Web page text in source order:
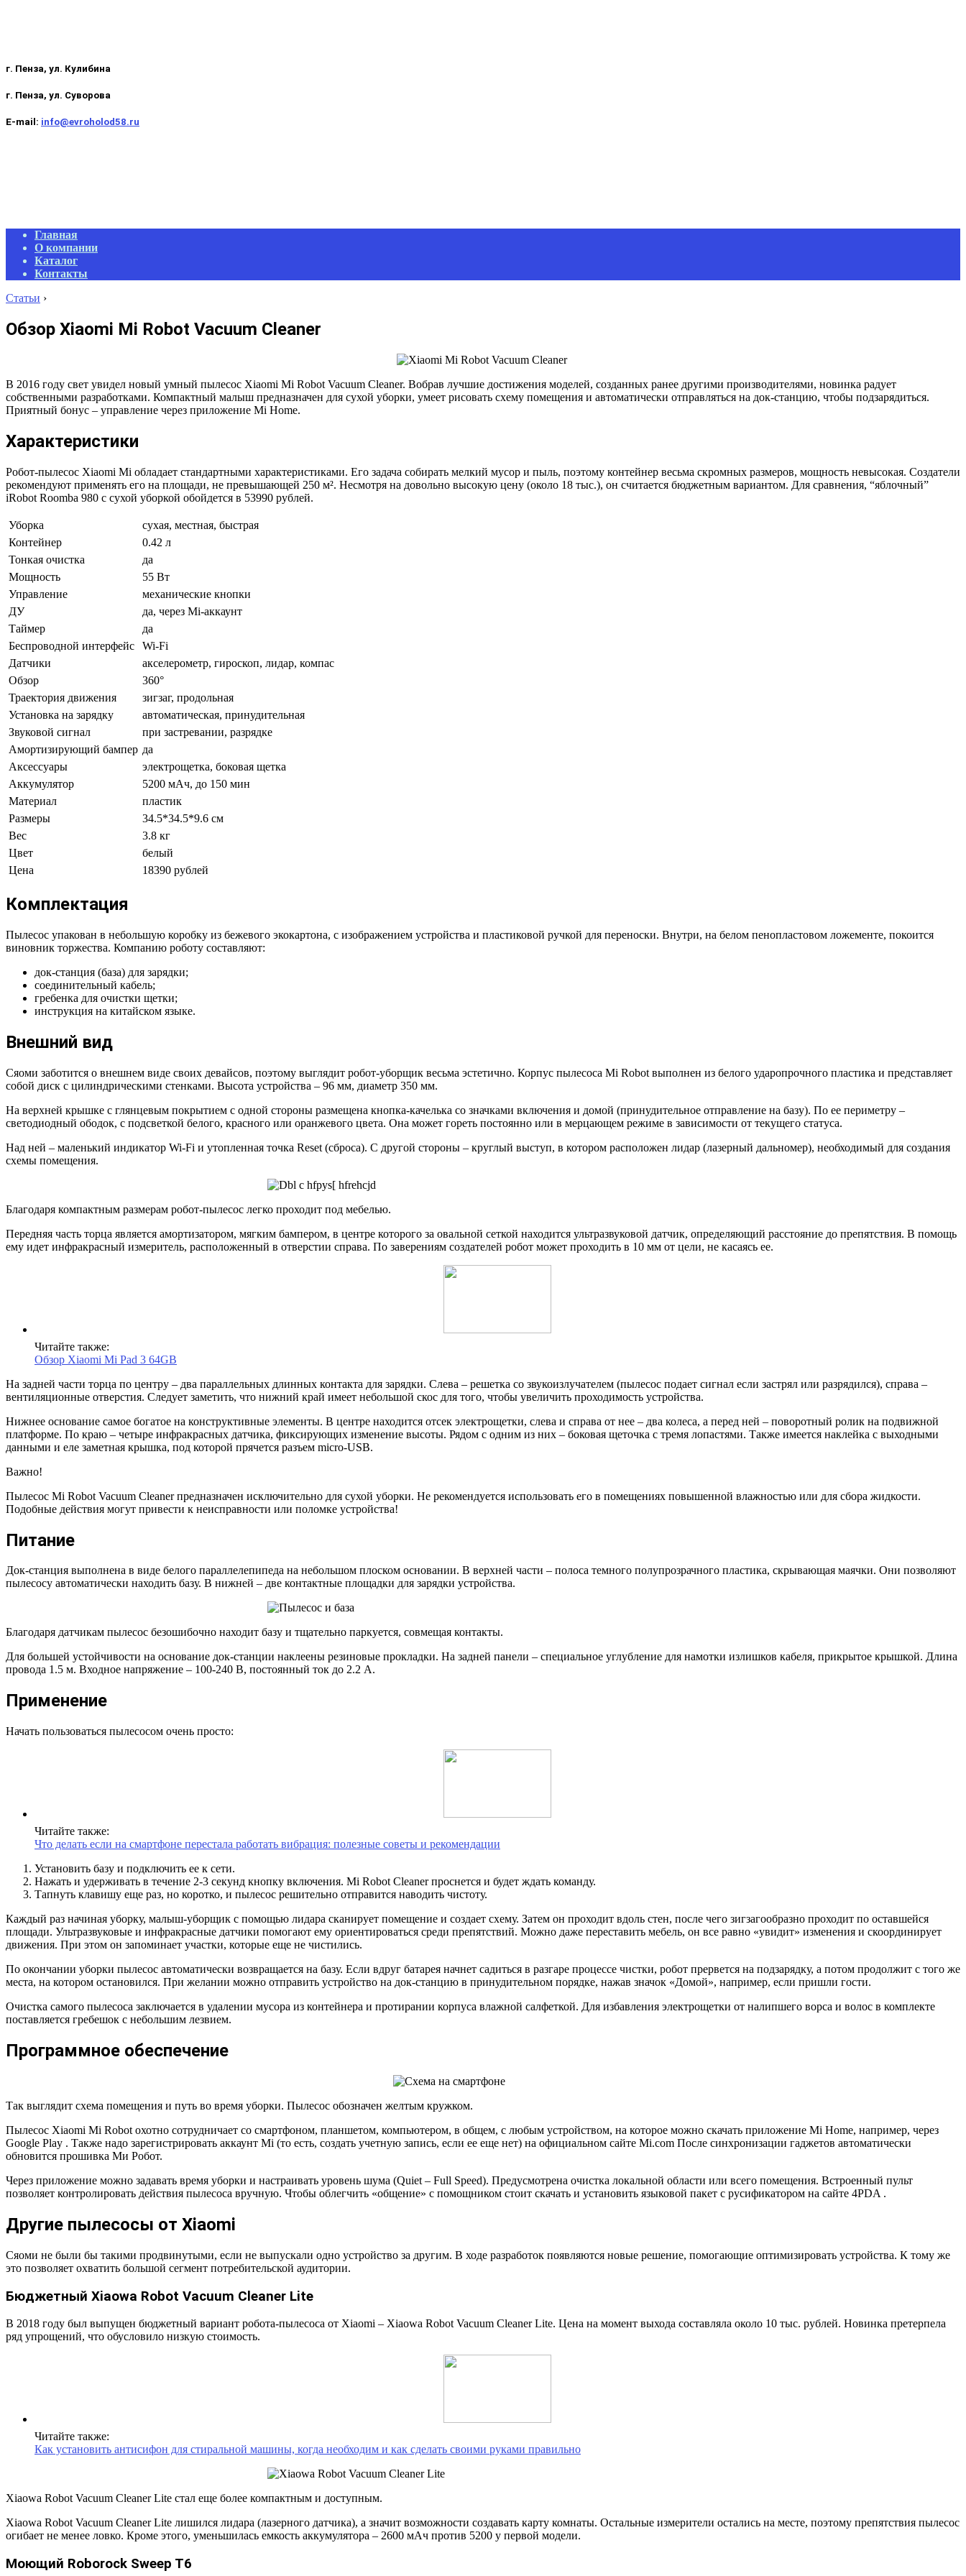
г. Пенза, ул. Кулибина
г. Пенза, ул. Суворова
E-mail: info@evroholod58.ru
Primary
Navigation
Menu
Главная
О компании
Каталог
Контакты
Статьи ›
Обзор Xiaomi Mi Robot Vacuum Cleaner
В 2016 году свет увидел новый умный пылесос Xiaomi Mi Robot Vacuum Cleaner. Вобрав лучшие достижения моделей, созданных ранее другими производителями, новинка радует
собственными разработками. Компактный малыш предназначен для сухой уборки, умеет рисовать схему помещения и автоматически отправляться на док-станцию, чтобы подзарядиться.
Приятный бонус – управление через приложение Mi Home.
Характеристики
Робот-пылесос Xiaomi Mi обладает стандартными характеристиками. Его задача собирать мелкий мусор и пыль, поэтому контейнер весьма скромных размеров, мощность невысокая. Создатели
рекомендуют применять его на площади, не превышающей 250 м². Несмотря на довольно высокую цену (около 18 тыс.), он считается бюджетным вариантом. Для сравнения, “яблочный”
iRobot Roomba 980 с сухой уборкой обойдется в 53990 рублей.
Уборка
сухая, местная, быстрая
Контейнер
0.42 л
Тонкая очистка
да
Мощность
55 Вт
Управление
механические кнопки
ДУ
да, через Mi-аккаунт
Таймер
да
Беспроводной интерфейс
Wi-Fi
Датчики
акселерометр, гироскоп, лидар, компас
Обзор
360°
Траектория движения
зигзаг, продольная
Установка на зарядку
автоматическая, принудительная
Звуковой сигнал
при застревании, разрядке
Амортизирующий бампер да
Аксессуары
электрощетка, боковая щетка
Аккумулятор
5200 мАч, до 150 мин
Материал
пластик
Размеры
34.5*34.5*9.6 см
Вес
3.8 кг
Цвет
белый
Цена
18390 рублей
Комплектация
Пылесос упакован в небольшую коробку из бежевого экокартона, с изображением устройства и пластиковой ручкой для переноски. Внутри, на белом пенопластовом ложементе, покоится
виновник торжества. Компанию роботу составляют:
док-станция (база) для зарядки;
соединительный кабель;
гребенка для очистки щетки;
инструкция на китайском языке.
Внешний вид
Сяоми заботится о внешнем виде своих девайсов, поэтому выглядит робот-уборщик весьма эстетично. Корпус пылесоса Mi Robot выполнен из белого ударопрочного пластика и представляет
собой диск с цилиндрическими стенками. Высота устройства – 96 мм, диаметр 350 мм.
На верхней крышке с глянцевым покрытием с одной стороны размещена кнопка-качелька со значками включения и домой (принудительное отправление на базу). По ее периметру –
светодиодный ободок, с подсветкой белого, красного или оранжевого цвета. Она может гореть постоянно или в мерцающем режиме в зависимости от текущего статуса.
Над ней – маленький индикатор Wi-Fi и утопленная точка Reset (сброса). С другой стороны – круглый выступ, в котором расположен лидар (лазерный дальномер), необходимый для создания
схемы помещения.
Благодаря компактным размерам робот-пылесос легко проходит под мебелью.
Передняя часть торца является амортизатором, мягким бампером, в центре которого за овальной сеткой находится ультразвуковой датчик, определяющий расстояние до препятствия. В помощь
ему идет инфракрасный измеритель, расположенный в отверстии справа. По заверениям создателей робот может проходить в 10 мм от цели, не касаясь ее.
Читайте также:
Обзор Xiaomi Mi Pad 3 64GB
На задней части торца по центру – два параллельных длинных контакта для зарядки. Слева – решетка со звукоизлучателем (пылесос подает сигнал если застрял или разрядился), справа –
вентиляционные отверстия. Следует заметить, что нижний край имеет небольшой скос для того, чтобы увеличить проходимость устройства.
Нижнее основание самое богатое на конструктивные элементы. В центре находится отсек электрощетки, слева и справа от нее – два колеса, а перед ней – поворотный ролик на подвижной
платформе. По краю – четыре инфракрасных датчика, фиксирующих изменение высоты. Рядом с одним из них – боковая щеточка с тремя лопастями. Также имеется наклейка с выходными
данными и еле заметная крышка, под которой прячется разъем micro-USB.
Важно!
Пылесос Mi Robot Vacuum Cleaner предназначен исключительно для сухой уборки. Не рекомендуется использовать его в помещениях повышенной влажностью или для сбора жидкости.
Подобные действия могут привести к неисправности или поломке устройства!
Питание
Док-станция выполнена в виде белого параллелепипеда на небольшом плоском основании. В верхней части – полоса темного полупрозрачного пластика, скрывающая маячки. Они позволяют
пылесосу автоматически находить базу. В нижней – две контактные площадки для зарядки устройства.
Благодаря датчикам пылесос безошибочно находит базу и тщательно паркуется, совмещая контакты.
Для большей устойчивости на основание док-станции наклеены резиновые прокладки. На задней панели – специальное углубление для намотки излишков кабеля, прикрытое крышкой. Длина
провода 1.5 м. Входное напряжение – 100-240 В, постоянный ток до 2.2 А.
Применение
Начать пользоваться пылесосом очень просто:
Читайте также:
Что делать если на смартфоне перестала работать вибрация: полезные советы и рекомендации
Установить базу и подключить ее к сети.
Нажать и удерживать в течение 2-3 секунд кнопку включения. Mi Robot Cleaner проснется и будет ждать команду.
Тапнуть клавишу еще раз, но коротко, и пылесос решительно отправится наводить чистоту.
Каждый раз начиная уборку, малыш-уборщик с помощью лидара сканирует помещение и создает схему. Затем он проходит вдоль стен, после чего зигзагообразно проходит по оставшейся
площади. Ультразвуковые и инфракрасные датчики помогают ему ориентироваться среди препятствий. Можно даже переставить мебель, он все равно «увидит» изменения и скоординирует
движения. При этом он запоминает участки, которые еще не чистились.
По окончании уборки пылесос автоматически возвращается на базу. Если вдруг батарея начнет садиться в разгаре процессе чистки, робот прервется на подзарядку, а потом продолжит с того же
места, на котором остановился. При желании можно отправить устройство на док-станцию в принудительном порядке, нажав значок «Домой», например, если пришли гости.
Очистка самого пылесоса заключается в удалении мусора из контейнера и протирании корпуса влажной салфеткой. Для избавления электрощетки от налипшего ворса и волос в комплекте
поставляется гребешок с небольшим лезвием.
Программное обеспечение
Так выглядит схема помещения и путь во время уборки. Пылесос обозначен желтым кружком.
Пылесос Xiaomi Mi Robot охотно сотрудничает со смартфоном, планшетом, компьютером, в общем, с любым устройством, на которое можно скачать приложение Mi Home, например, через
Google Play . Также надо зарегистрировать аккаунт Mi (то есть, создать учетную запись, если ее еще нет) на официальном сайте Mi.com После синхронизации гаджетов автоматически
обновится прошивка Ми Робот.
Через приложение можно задавать время уборки и настраивать уровень шума (Quiet – Full Speed). Предусмотрена очистка локальной области или всего помещения. Встроенный пульт
позволяет контролировать действия пылесоса вручную. Чтобы облегчить «общение» с помощником стоит скачать и установить языковой пакет с русификатором на сайте 4PDA .
Другие пылесосы от Xiaomi
Сяоми не были бы такими продвинутыми, если не выпускали одно устройство за другим. В ходе разработок появляются новые решение, помогающие оптимизировать устройства. К тому же
это позволяет охватить большой сегмент потребительской аудитории.
Бюджетный Xiaowa Robot Vacuum Cleaner Lite
В 2018 году был выпущен бюджетный вариант робота-пылесоса от Xiaomi – Xiaowa Robot Vacuum Cleaner Lite. Цена на момент выхода составляла около 10 тыс. рублей. Новинка претерпела
ряд упрощений, что обусловило низкую стоимость.
Читайте также:
Как установить антисифон для стиральной машины, когда необходим и как сделать своими руками правильно
Xiaowa Robot Vacuum Cleaner Lite стал еще более компактным и доступным.
Xiaowa Robot Vacuum Cleaner Lite лишился лидара (лазерного датчика), а значит возможности создавать карту комнаты. Остальные измерители остались на месте, поэтому препятствия пылесос
огибает не менее ловко. Кроме этого, уменьшилась емкость аккумулятора – 2600 мАч против 5200 у первой модели.
Моющий Roborock Sweep T6